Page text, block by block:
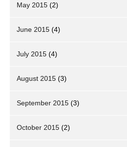
May 2015 (2)
June 2015 (4)
July 2015 (4)
August 2015 (3)
September 2015 (3)
October 2015 (2)